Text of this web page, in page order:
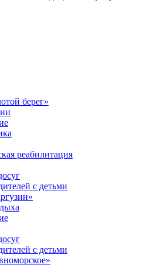
берег»
реабилитация
с детьми
с детьми